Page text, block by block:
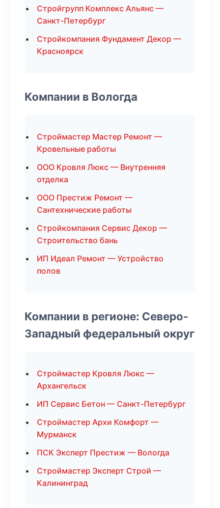
Стройгрупп Комплекс Альянс —
Санкт-Петербург
Стройкомпания Фундамент Декор —
Красноярск
Компании в Вологда
Строймастер Мастер Ремонт —
Кровельные работы
ООО Кровля Люкс — Внутренняя
отделка
ООО Престиж Ремонт —
Сантехнические работы
Стройкомпания Сервис Декор —
Строительство бань
ИП Идеал Ремонт — Устройство
полов
Компании в регионе: Северо-
Западный федеральный округ
Строймастер Кровля Люкс —
Архангельск
ИП Сервис Бетон — Санкт-Петербург
Строймастер Архи Комфорт —
Мурманск
ПСК Эксперт Престиж — Вологда
Строймастер Эксперт Строй —
Калининград